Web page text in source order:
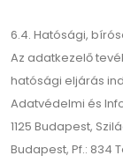
6.4. Hatósági,
Az adatkezelő
hatósági eljárás
Adatvédelmi és
1125 Budapest,
Budapest, Pf.: 834